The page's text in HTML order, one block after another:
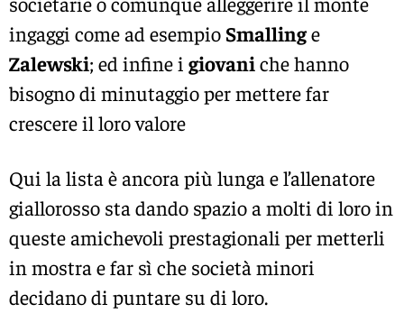
ingaggi come ad esempio Smallinge
Zalewski; ed infine i giovaniche hanno
bisogno di minutaggio per mettere far
crescere il loro valore
Qui la lista è ancora più lunga e l’allenatore
giallorosso sta dando spazio a molti di loro in
queste amichevoli prestagionali per metterli
in mostra e far sì che società minori
decidano di puntare su di loro.